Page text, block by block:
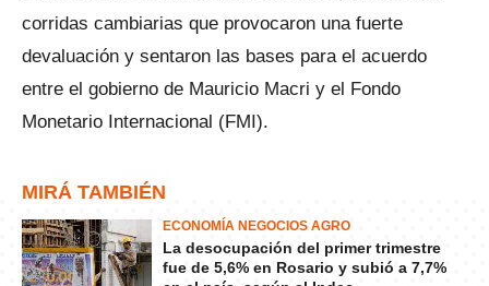
corridas cambiarias que provocaron una fuerte
devaluación y sentaron las bases para el acuerdo
entre el gobierno de Mauricio Macri y el Fondo
Monetario Internacional (FMI).
MIRÁ TAMBIÉN
ECONOMÍA NEGOCIOS AGRO
La desocupación del primer trimestre
fue de 5,6% en Rosario y subió a 7,7%